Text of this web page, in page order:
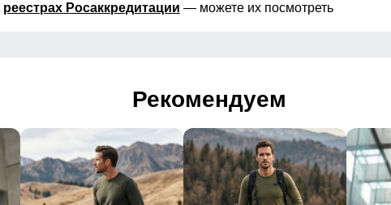
реестрах Росаккредитации — можете их посмотреть
Рекомендуем